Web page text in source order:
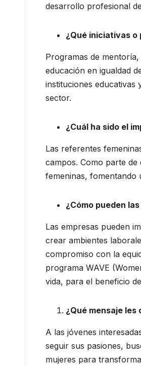
desarrollo profesional
¿Qué iniciativas
Programas de
educación en igualdad
instituciones
sector.
¿Cuál ha sido el
Las referentes
campos. Como parte
femeninas, fomentando
¿Cómo pueden
Las empresas pueden
crear ambientes
compromiso con la
programa WAVE
vida, para el beneficio
¿Qué mensaje
A las jóvenes
seguir sus pasiones,
mujeres para